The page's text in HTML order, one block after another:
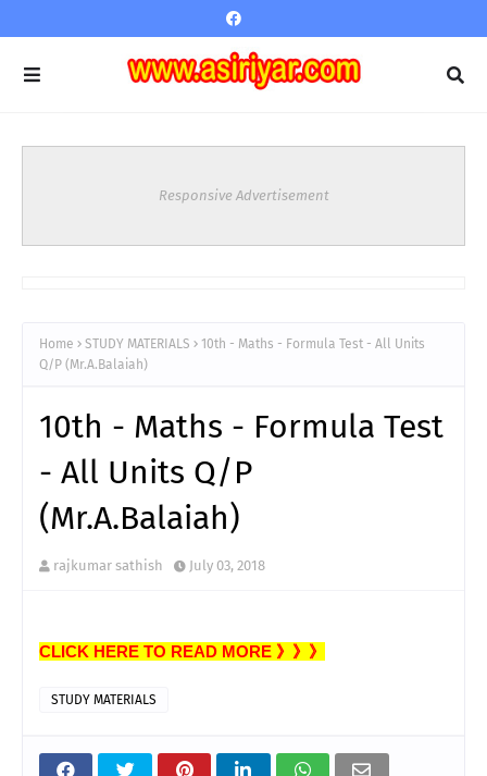
Responsive Advertisement
Home STUDY MATERIALS
10th - Maths - Formula Test - All Units
Q/P (Mr.A.Balaiah)
10th - Maths - Formula Test
- All Units Q/P
(Mr.A.Balaiah)
rajkumar sathish July 03, 2018
CLICK HERE TO READ MORE 》》》
STUDY MATERIALS